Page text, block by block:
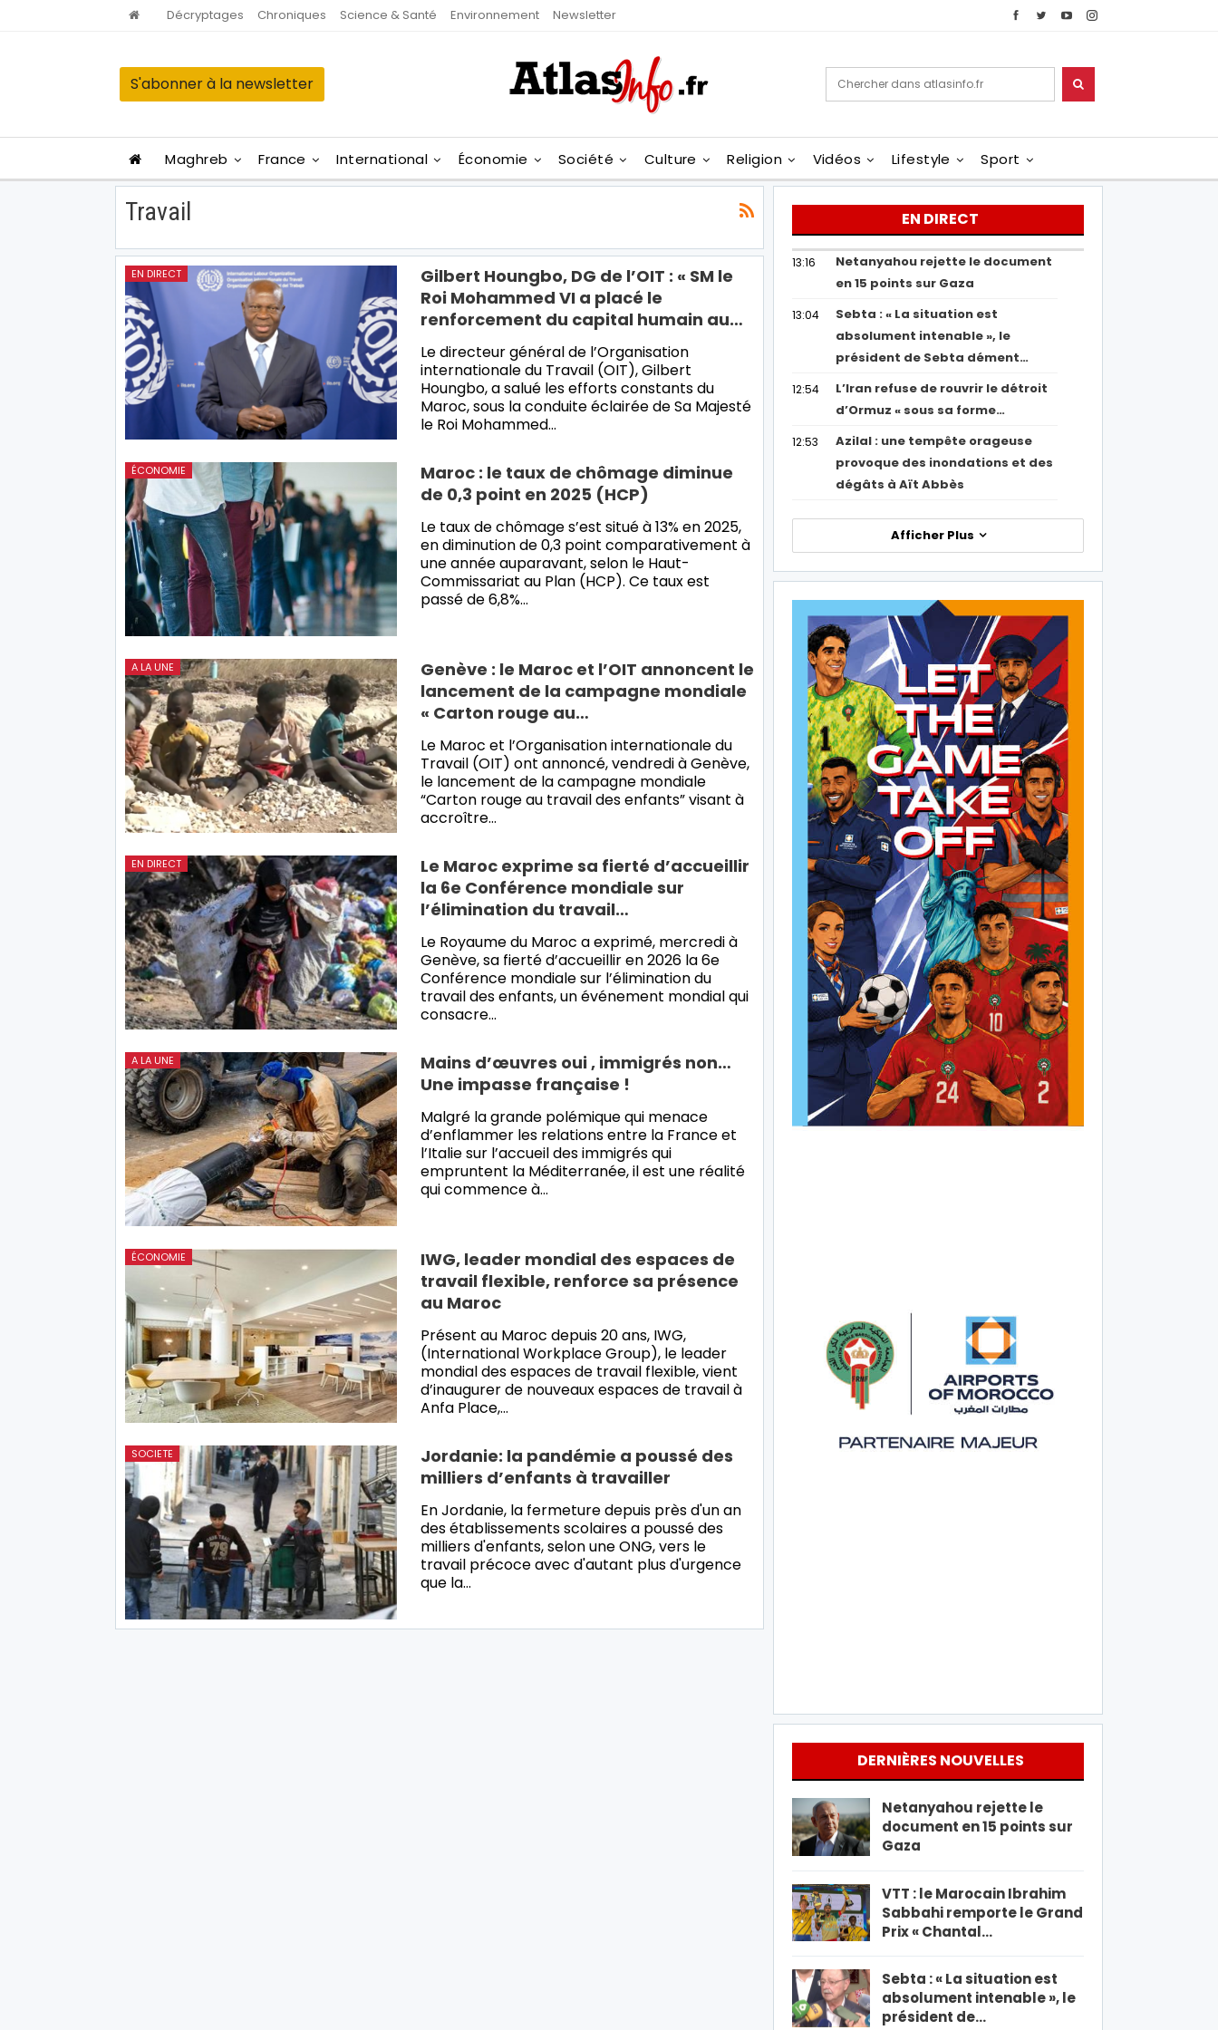
Décryptages Chroniques Science & Santé Environnement Newsletter
S'abonner à la newsletter
Maghreb France International Économie Société Culture Religion Vidéos Lifestyle Sport
Travail
EN DIRECT
Gilbert Houngbo, DG de l’OIT : « SM le
Roi Mohammed VI a placé le
renforcement du capital humain au…
Le directeur général de l’Organisation
internationale du Travail (OIT), Gilbert
Houngbo, a salué les efforts constants du
Maroc, sous la conduite éclairée de Sa Majesté
le Roi Mohammed…
ÉCONOMIE
Maroc : le taux de chômage diminue
de 0,3 point en 2025 (HCP)
Le taux de chômage s’est situé à 13% en 2025,
en diminution de 0,3 point comparativement à
une année auparavant, selon le Haut-
Commissariat au Plan (HCP). Ce taux est
passé de 6,8%…
A LA UNE
Genève : le Maroc et l’OIT annoncent le
lancement de la campagne mondiale
« Carton rouge au…
Le Maroc et l’Organisation internationale du
Travail (OIT) ont annoncé, vendredi à Genève,
le lancement de la campagne mondiale
“Carton rouge au travail des enfants” visant à
accroître…
EN DIRECT
Le Maroc exprime sa fierté d’accueillir
la 6e Conférence mondiale sur
l’élimination du travail…
Le Royaume du Maroc a exprimé, mercredi à
Genève, sa fierté d’accueillir en 2026 la 6e
Conférence mondiale sur l’élimination du
travail des enfants, un événement mondial qui
consacre…
A LA UNE
Mains d’œuvres oui , immigrés non…
Une impasse française !
Malgré la grande polémique qui menace
d’enflammer les relations entre la France et
l’Italie sur l’accueil des immigrés qui
empruntent la Méditerranée, il est une réalité
qui commence à…
ÉCONOMIE
IWG, leader mondial des espaces de
travail flexible, renforce sa présence
au Maroc
Présent au Maroc depuis 20 ans, IWG,
(International Workplace Group), le leader
mondial des espaces de travail flexible, vient
d’inaugurer de nouveaux espaces de travail à
Anfa Place,…
SOCIETE
Jordanie: la pandémie a poussé des
milliers d’enfants à travailler
En Jordanie, la fermeture depuis près d'un an
des établissements scolaires a poussé des
milliers d'enfants, selon une ONG, vers le
travail précoce avec d'autant plus d'urgence
que la…
EN DIRECT
13:16
Netanyahou rejette le document
en 15 points sur Gaza
13:04
Sebta : « La situation est
absolument intenable », le
président de Sebta dément…
12:54
L’Iran refuse de rouvrir le détroit
d’Ormuz « sous sa forme…
12:53
Azilal : une tempête orageuse
provoque des inondations et des
dégâts à Aït Abbès
Afficher Plus
DERNIÈRES NOUVELLES
Netanyahou rejette le
document en 15 points sur
Gaza
VTT : le Marocain Ibrahim
Sabbahi remporte le Grand
Prix « Chantal…
Sebta : « La situation est
absolument intenable », le
président de…